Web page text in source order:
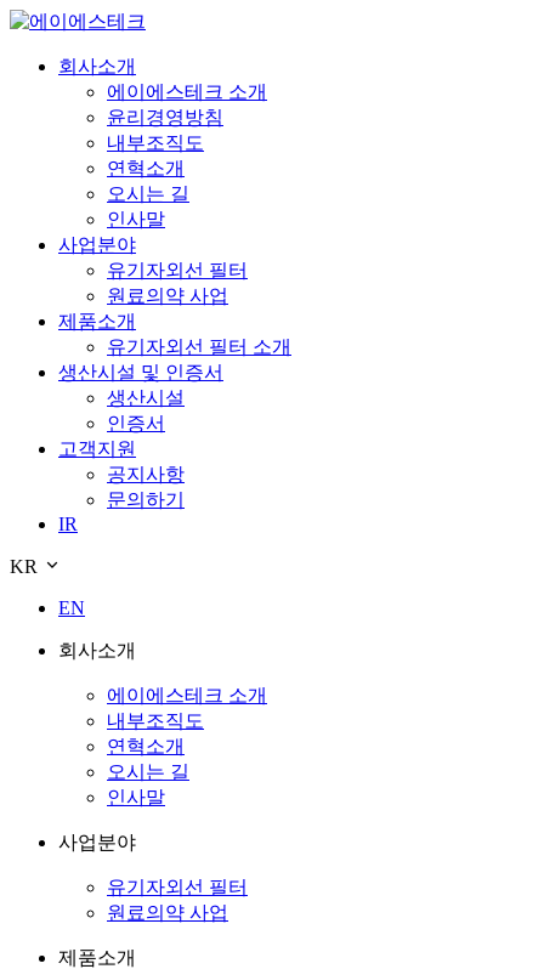
회사소개
에이에스테크 소개
윤리경영방침
내부조직도
연혁소개
오시는 길
인사말
사업분야
유기자외선 필터
원료의약 사업
제품소개
유기자외선 필터 소개
생산시설 및 인증서
생산시설
인증서
고객지원
공지사항
문의하기
IR
KR
EN
회사소개
에이에스테크 소개
내부조직도
연혁소개
오시는 길
인사말
사업분야
유기자외선 필터
원료의약 사업
제품소개